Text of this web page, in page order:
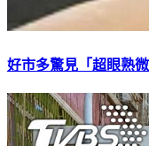
好市多驚見「超眼熟